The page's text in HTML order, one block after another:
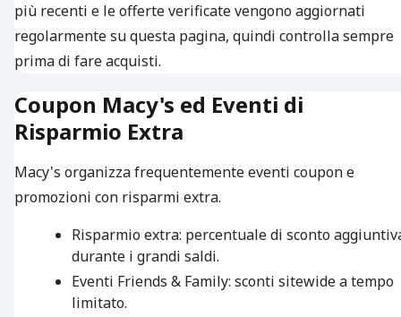
più recenti e le offerte verificate vengono aggiornati
regolarmente su questa pagina, quindi controlla sempre
prima di fare acquisti.
Coupon Macy's ed Eventi di
Risparmio Extra
Macy's organizza frequentemente eventi coupon e
promozioni con risparmi extra.
Risparmio extra: percentuale di sconto
durante i grandi saldi.
Eventi Friends & Family: sconti sitewide a tempo
limitato.